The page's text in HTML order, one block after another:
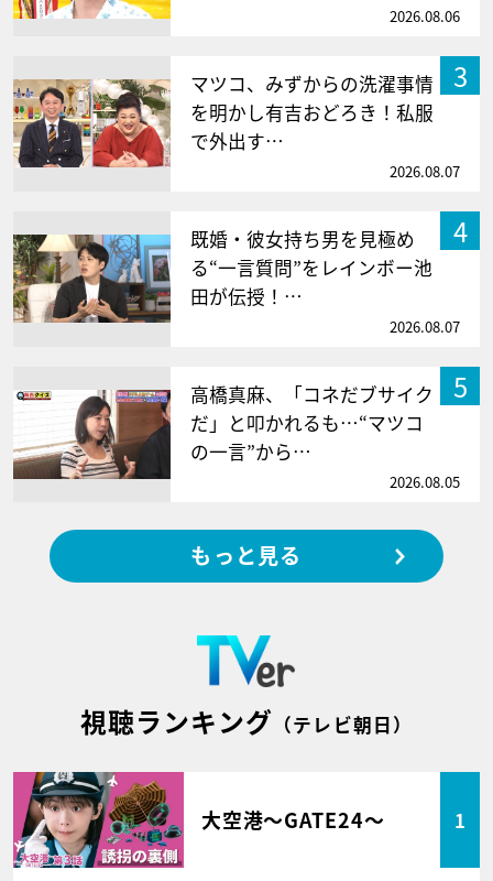
2026.08.06
3
マツコ、みずからの洗濯事情
を明かし有吉おどろき！私服
で外出す…
2026.08.07
4
既婚・彼女持ち男を見極め
る“一言質問”をレインボー池
田が伝授！…
2026.08.07
5
高橋真麻、「コネだブサイク
だ」と叩かれるも…“マツコ
の一言”から…
2026.08.05
もっと見る
視聴ランキング （テレビ朝日）
大空港～GATE24～ 1